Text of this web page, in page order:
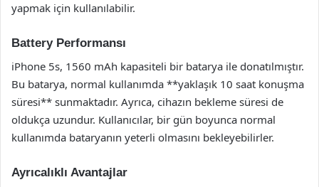
yapmak için kullanılabilir.
Battery Performansı
iPhone 5s, 1560 mAh kapasiteli bir batarya ile donatılmıştır.
Bu batarya, normal kullanımda **yaklaşık 10 saat konuşma
süresi** sunmaktadır. Ayrıca, cihazın bekleme süresi de
oldukça uzundur. Kullanıcılar, bir gün boyunca normal
kullanımda bataryanın yeterli olmasını bekleyebilirler.
Ayrıcalıklı Avantajlar